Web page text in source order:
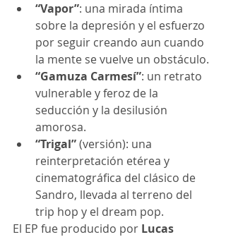
“Vapor”: una mirada íntima
sobre la depresión y el esfuerzo
por seguir creando aun cuando
la mente se vuelve un obstáculo.
“Gamuza Carmesí”: un retrato
vulnerable y feroz de la
seducción y la desilusión
amorosa.
“Trigal” (versión): una
reinterpretación etérea y
cinematográfica del clásico de
Sandro, llevada al terreno del
trip hop y el dream pop.
El EP fue producido por Lucas